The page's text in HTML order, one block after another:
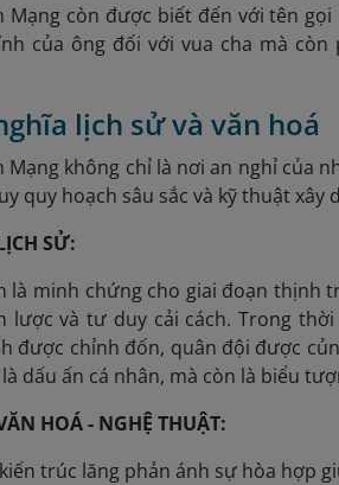
Mạng còn được biết đến với tên
của ông đối với vua cha mà
lịch sử và văn hoá
Mạng không chỉ là nơi an nghỉ của
quy hoạch sâu sắc và kỹ thuật xây
SỬ:
là minh chứng cho giai đoạn thịnh
lược và tư duy cải cách. Trong
được chỉnh đốn, quân đội được
dấu ấn cá nhân, mà còn là biểu
HOÁ - NGHỆ THUẬT:
trúc lăng phản ánh sự hòa hợp